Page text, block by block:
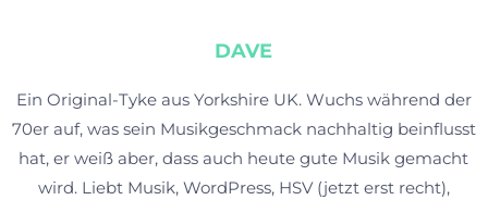
DAVE
Ein Original-Tyke aus Yorkshire UK. Wuchs während der
70er auf, was sein Musikgeschmack nachhaltig beinflusst
hat, er weiß aber, dass auch heute gute Musik gemacht
wird. Liebt Musik, WordPress, HSV (jetzt erst recht),